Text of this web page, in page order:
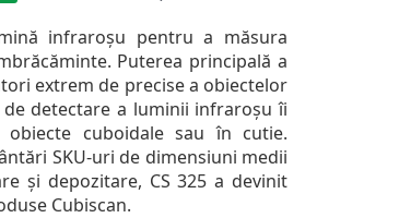
infraroșu pentru a măsura
Puterea principală a
extrem de precise a obiectelor
detectare a luminii infraroșu îi
obiecte cuboidale sau în cutie.
SKU-uri de dimensiuni medii
și depozitare, CS 325 a devinit
Cubiscan.